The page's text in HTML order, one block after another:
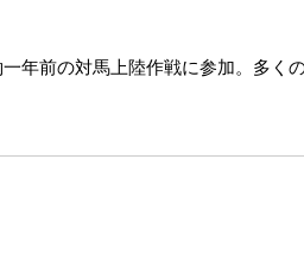
年前の対馬上陸作戦に参加。多く